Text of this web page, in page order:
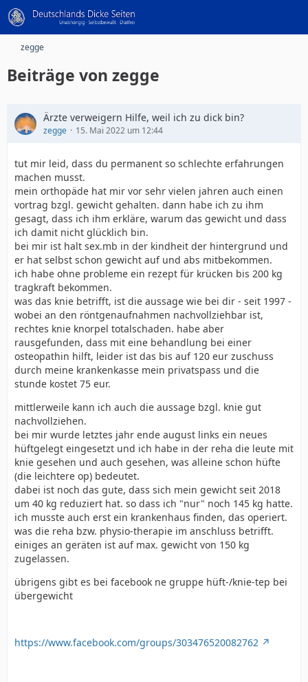
zegge
Beiträge von zegge
Ärzte verweigern Hilfe, weil ich zu dick bin?
zegge 15. Mai 2022 um 12:44
tut mir leid, dass du permanent so schlechte erfahrungen
machen musst.
mein orthopäde hat mir vor sehr vielen jahren auch einen
vortrag bzgl. gewicht gehalten. dann habe ich zu ihm
gesagt, dass ich ihm erkläre, warum das gewicht und dass
ich damit nicht glücklich bin.
bei mir ist halt sex.mb in der kindheit der hintergrund und
er hat selbst schon gewicht auf und abs mitbekommen.
ich habe ohne probleme ein rezept für krücken bis 200 kg
tragkraft bekommen.
was das knie betrifft, ist die aussage wie bei dir - seit 1997 -
wobei an den röntgenaufnahmen nachvollziehbar ist,
rechtes knie knorpel totalschaden. habe aber
rausgefunden, dass mit eine behandlung bei einer
osteopathin hilft, leider ist das bis auf 120 eur zuschuss
durch meine krankenkasse mein privatspass und die
stunde kostet 75 eur.
mittlerweile kann ich auch die aussage bzgl. knie gut
nachvollziehen.
bei mir wurde letztes jahr ende august links ein neues
hüftgelegt eingesetzt und ich habe in der reha die leute mit
knie gesehen und auch gesehen, was alleine schon hüfte
(die leichtere op) bedeutet.
dabei ist noch das gute, dass sich mein gewicht seit 2018
um 40 kg reduziert hat. so dass ich "nur" noch 145 kg hatte.
ich musste auch erst ein krankenhaus finden, das operiert.
was die reha bzw. physio-therapie im anschluss betrifft.
einiges an geräten ist auf max. gewicht von 150 kg
zugelassen.
übrigens gibt es bei facebook ne gruppe hüft-/knie-tep bei
übergewicht
https://www.facebook.com/groups/303476520082762